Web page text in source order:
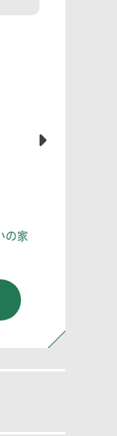
の家